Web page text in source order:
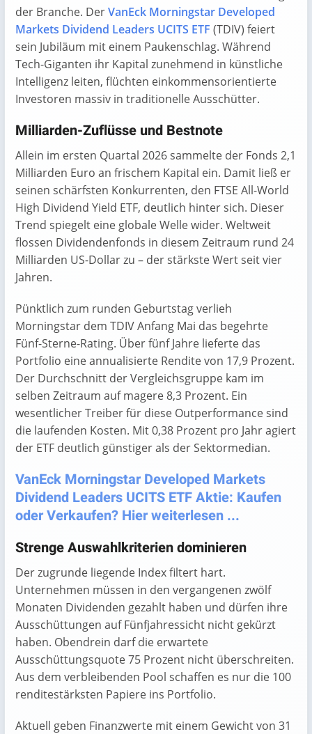
der Branche. DerVanEck Morningstar Developed
Markets Dividend Leaders UCITS ETF (TDIV) feiert
sein Jubiläum mit einem Paukenschlag. Während
Tech-Giganten ihr Kapital zunehmend in künstliche
Intelligenz leiten, flüchten einkommensorientierte
Investoren massiv in traditionelle Ausschütter.
Milliarden-Zuflüsse und Bestnote
Allein im ersten Quartal 2026 sammelte der Fonds 2,1
Milliarden Euro an frischem Kapital ein. Damit ließ er
seinen schärfsten Konkurrenten, den FTSE All-World
High Dividend Yield ETF, deutlich hinter sich. Dieser
Trend spiegelt eine globale Welle wider. Weltweit
flossen Dividendenfonds in diesem Zeitraum rund 24
Milliarden US-Dollar zu – der stärkste Wert seit vier
Jahren.
Pünktlich zum runden Geburtstag verlieh
Morningstar dem TDIV Anfang Mai das begehrte
Fünf-Sterne-Rating. Über fünf Jahre lieferte das
Portfolio eine annualisierte Rendite von 17,9 Prozent.
Der Durchschnitt der Vergleichsgruppe kam im
selben Zeitraum auf magere 8,3 Prozent. Ein
wesentlicher Treiber für diese Outperformance sind
die laufenden Kosten. Mit 0,38 Prozent pro Jahr agiert
der ETF deutlich günstiger als der Sektormedian.
VanEck Morningstar Developed Markets
Dividend Leaders UCITS ETF Aktie: Kaufen
oder Verkaufen? Hier weiterlesen ...
Strenge Auswahlkriterien dominieren
Der zugrunde liegende Index filtert hart.
Unternehmen müssen in den vergangenen zwölf
Monaten Dividenden gezahlt haben und dürfen ihre
Ausschüttungen auf Fünfjahressicht nicht gekürzt
haben. Obendrein darf die erwartete
Ausschüttungsquote 75 Prozent nicht überschreiten.
Aus dem verbleibenden Pool schaffen es nur die 100
renditestärksten Papiere ins Portfolio.
Aktuell geben Finanzwerte mit einem Gewicht von 31